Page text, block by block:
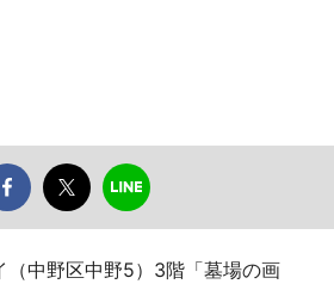
中野区中野5）3階「墓場の画